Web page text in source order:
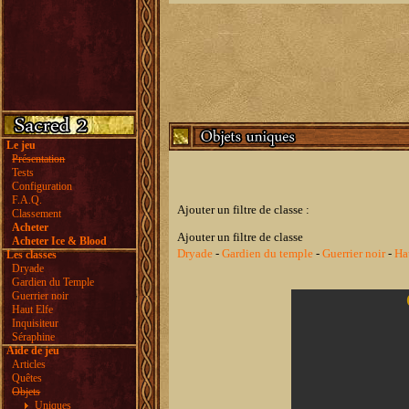
Le jeu
Présentation
Tests
Configuration
F.A.Q.
Classement
Acheter
Acheter Ice & Blood
Les classes
Dryade
Gardien du Temple
Guerrier noir
Haut Elfe
Inquisiteur
Séraphine
Aide de jeu
Articles
Quêtes
Objets
Uniques
Ajouter un filtre de classe :
Ajouter un filtre de classe
Dryade - Gardien du temple - Guerrier noir-